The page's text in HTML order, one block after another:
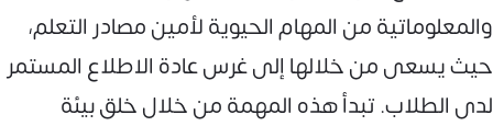
والمعلوماتية من المهام الحيوية لأمين مصادر التعلم،
حيث يسعى من خلالها إلى غرس عادة الاطلاع المستمر
لدى الطلاب. تبدأ هذه المهمة من خلال خلق بيئة